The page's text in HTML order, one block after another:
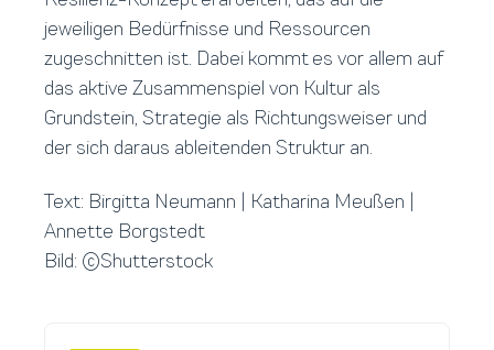
jeweiligen Bedürfnisse und Ressourcen
zugeschnitten ist. Dabei kommt es vor allem auf
das aktive Zusammenspiel von Kultur als
Grundstein, Strategie als Richtungsweiser und
der sich daraus ableitenden Struktur an.
Text: Birgitta Neumann | Katharina Meußen |
Annette Borgstedt
Bild: ©Shutterstock